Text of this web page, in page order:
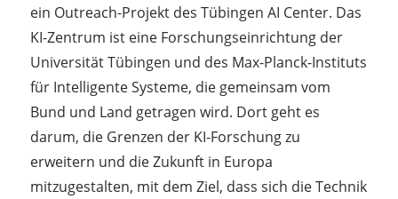
ein Outreach-Projekt des Tübingen AI Center. Das
KI-Zentrum ist eine Forschungseinrichtung der
Universität Tübingen und des Max-Planck-Instituts
für Intelligente Systeme, die gemeinsam vom
Bund und Land getragen wird. Dort geht es
darum, die Grenzen der KI-Forschung zu
erweitern und die Zukunft in Europa
mitzugestalten, mit dem Ziel, dass sich die Technik